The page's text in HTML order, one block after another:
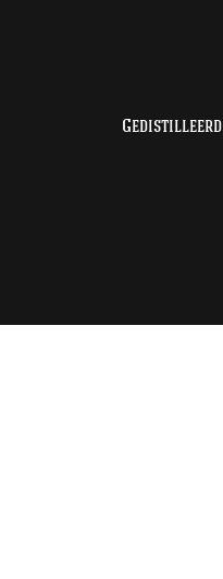
Gedistilleerd